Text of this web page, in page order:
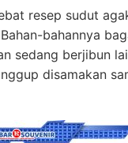
resep sudut
bahannya
sedang berjibun
disamakan